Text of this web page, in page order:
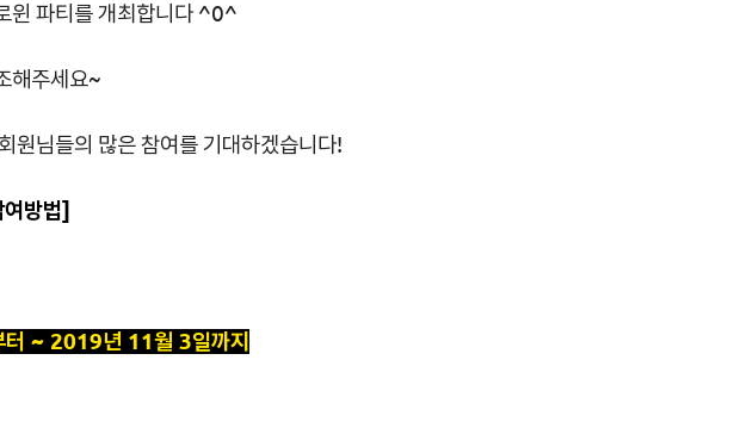
윈 파티를 개최합니다 ^0^
해주세요~
원님들의 많은 참여를 기대하겠습니다!
방법]
~ 2019년 11월 3일까지